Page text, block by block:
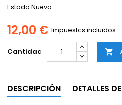
Estado Nuevo
12,00 € Impuestos incluidos
Cantidad 
DESCRIPCIÓN DETALLES